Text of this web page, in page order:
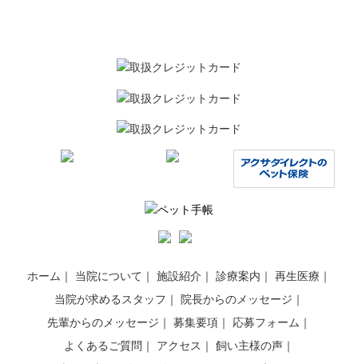
ホーム 当院について 施設紹介 診療案内
再生医療
当院が求めるスタッフ
院長からのメッセージ
先輩からのメッセージ
募集要項
応募フォーム
よくあるご質問
アクセス
飼い主様の声